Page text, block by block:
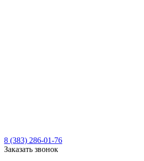
8 (383) 286-01-76
Заказать звонок